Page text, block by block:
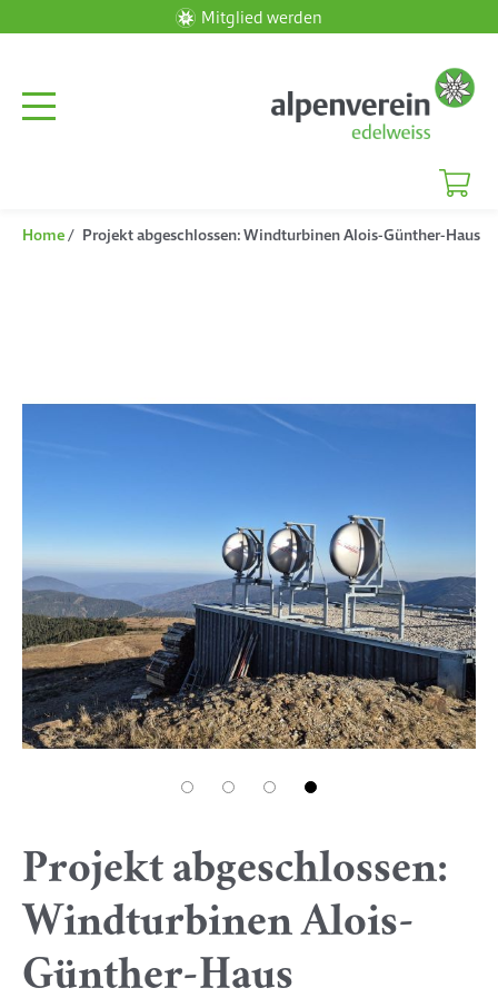
Mitglied werden
Home Projekt abgeschlossen: Windturbinen Alois-Günther-Haus
Projekt abgeschlossen:
Windturbinen Alois-
Günther-Haus